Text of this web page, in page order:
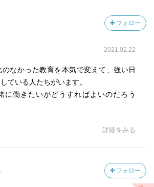
フォロー
2021.02.22
なかった教育を本気で変えて、強い日
ている人たちがいます。
に働きたいがどうすればよいのだろう
詳細をみる
フォロー